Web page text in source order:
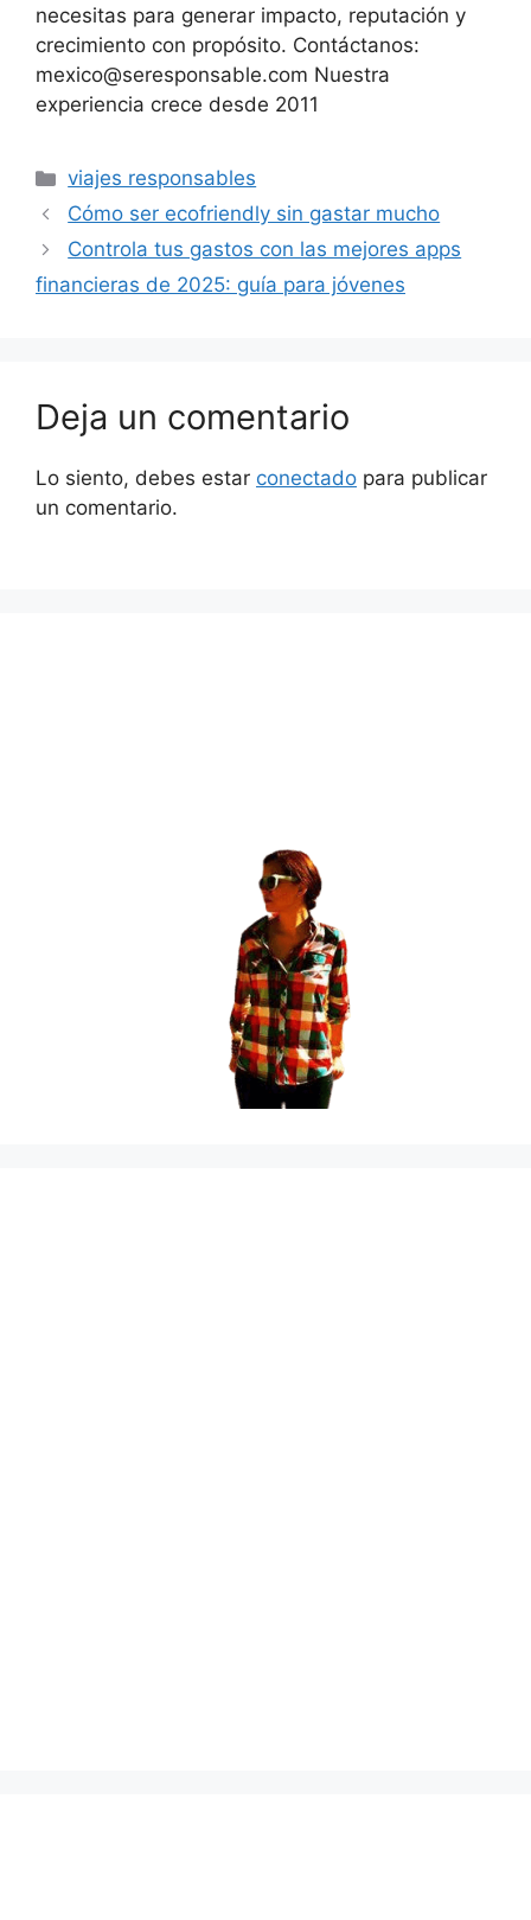
necesitas para generar impacto, reputación y
crecimiento con propósito. Contáctanos:
mexico@seresponsable.com Nuestra
experiencia crece desde 2011
Categorías
viajes responsables
Cómo ser ecofriendly sin gastar mucho
Controla tus gastos con las mejores apps
financieras de 2025: guía para jóvenes
Deja un comentario
Lo siento, debes estar conectado para publicar
un comentario.